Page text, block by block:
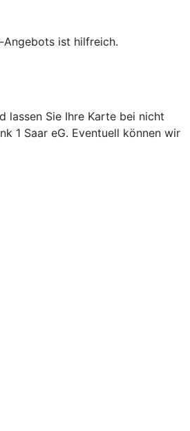
Angebots ist hilfreich.
lassen Sie Ihre Karte bei nicht
1 Saar eG. Eventuell können wir